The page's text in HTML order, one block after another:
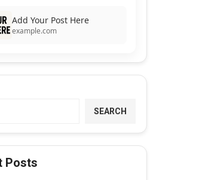
Add Your Post Here
example.com
SEARCH
Posts